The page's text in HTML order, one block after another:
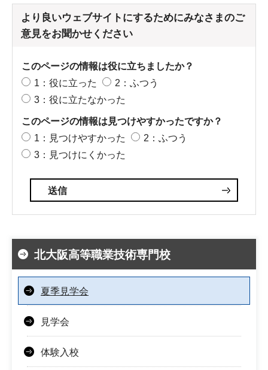
より良いウェブサイトにするためにみなさまのご
意見をお聞かせください
このページの情報は役に立ちましたか？
1：役に立った
2：ふつう
3：役に立たなかった
このページの情報は見つけやすかったですか？
1：見つけやすかった
2：ふつう
3：見つけにくかった
北大阪高等職業技術専門校
夏季見学会
見学会
体験入校